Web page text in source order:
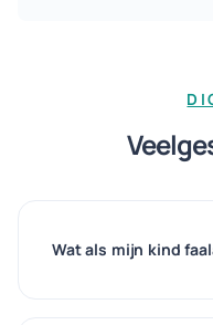
Wat als mijn kind